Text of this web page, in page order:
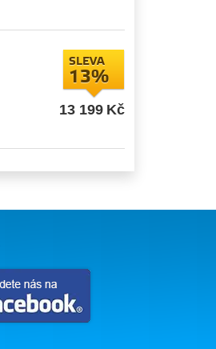
SLEVA
13%
13 199 Kč